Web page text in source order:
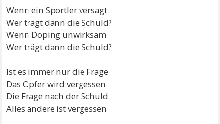
Wenn ein Sportler versagt
Wer trägt dann die Schuld?
Wenn Doping unwirksam
Wer trägt dann die Schuld?
Ist es immer nur die Frage
Das Opfer wird vergessen
Die Frage nach der Schuld
Alles andere ist vergessen